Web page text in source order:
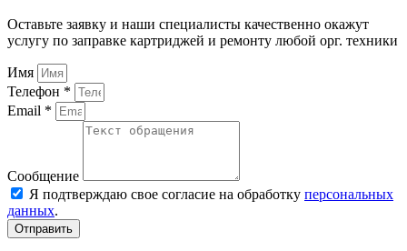
Оставьте заявку и наши специалисты качественно окажут
услугу по заправке картриджей и ремонту любой орг. техники
Имя
Телефон *
Email *
Сообщение
Я подтверждаю свое согласие на обработку персональных
данных.
Отправить